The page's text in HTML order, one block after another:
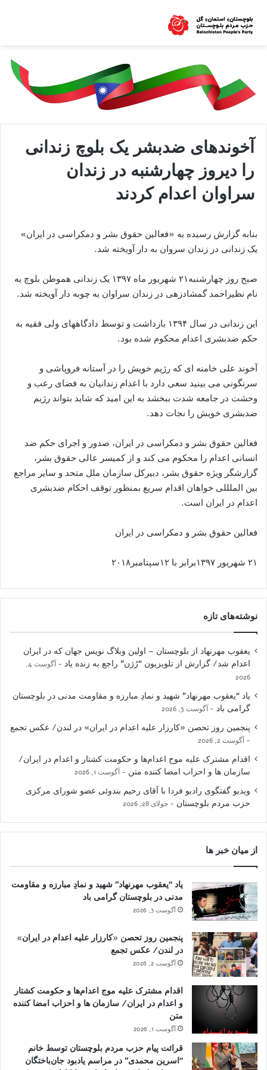
آخوندهای ضدبشر یک بلوچ زندانی
را دیروز چهارشنبه در زندان
سراوان اعدام کردند
بنابه گزارش رسیده به «فعالین حقوق بشر و دمکراسی در ایران»
یک زندانی در زندان سروان به دار آویخته شد.
صبح روز چهارشنبه۲۱ شهریور ماه ۱۳۹۷ یک زندانی هموطن بلوچ به
نام نظیراحمد گمشادزهی در زندان سراوان به چوبه دار آویخته شد.
این زندانی در سال ۱۳۹۴ بازداشت و توسط دادگاههای ولی فقیه به
حکم ضدبشری اعدام محکوم شده بود.
آخوند علی خامنه ای که رژیم خویش را در آستانه فروپاشی و
سرنگونی می بینید سعی دارد با اعدام زندانیان به فضای رعب و
وحشت در جامعه شدت ببخشد به این امید که شاید بتواند رژیم
ضدبشری خویش را نجات دهد.
فعالین حقوق بشر و دمکراسی در ایران، صدور و اجرای حکم ضد
انسانی اعدام را محکوم می کند و از کمیسر عالی حقوق بشر،
گزارشگر ویژه حقوق بشر، دبیرکل سازمان ملل متحد و سایر مراجع
بین الملللی خواهان اقدام سریع بمنظور توقف احکام ضدبشری
اعدام در ایران است.
فعالین حقوق بشر و دمکراسی در ایران
۲۱ شهریور ۱۳۹۷برابر با ۱۲سپتامبر۲۰۱۸
نوشته‌های تازه
یعقوب مهرنهاد از بلوچستان – اولین وبلاگ نویس جهان که در ایران
اعدام شد/ گزارش از تلویزیون “رُژن” راجع به زنده یاد
آگوست 4,
2026
یاد “یعقوب مهرنهاد” شهید و نمادِ مبارزه و مقاومت مدنی در بلوچستان
گرامی باد
آگوست 3, 2026
پنجمین روز تحصن «کارزار علیه اعدام در ایران» در لندن/ عکس تجمع
آگوست 2, 2026
اقدام مشترک علیه موج اعدام‌ها و حکومت کشتار و اعدام در ایران/
سازمان ها و احزاب امضا کننده متن
آگوست 1, 2026
ویدیو گفتگوی رادیو فردا با آقای رحیم بندوئی عضو شورای مرکزی
حزب مردم بلوچستان
جولای 28, 2026
از میان خبر ها
یاد “یعقوب مهرنهاد” شهید و نمادِ مبارزه و مقاومت
مدنی در بلوچستان گرامی باد
آگوست 3, 2026
پنجمین روز تحصن «کارزار علیه اعدام در ایران»
در لندن/ عکس تجمع
آگوست 2, 2026
اقدام مشترک علیه موج اعدام‌ها و حکومت کشتار
و اعدام در ایران/ سازمان ها و احزاب امضا کننده
متن
آگوست 1, 2026
قرائت پیام حزب مردم بلوچستان توسط خانم
“اسرین محمدی” در مراسم یادبود جان‌باختگان